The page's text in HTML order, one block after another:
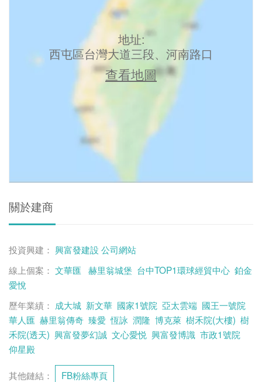
地址:
西屯區台灣大道三段、河南路口
查看地圖
關於建商
投資興建： 興富發建設 公司網站
線上個案： 文華匯 赫里翁城堡 台中TOP1環球經貿中心 鉑金
愛悅
歷年業績： 成大城 新文華 國家1號院 亞太雲端 國王一號院
華人匯 赫里翁傳奇 臻愛 恆詠 潤隆 博克萊 樹禾院(大樓) 樹
禾院(透天) 興富發夢幻誠 文心愛悦 興富發博識 市政1號院
仰星殿
其他鏈結： FB粉絲專頁